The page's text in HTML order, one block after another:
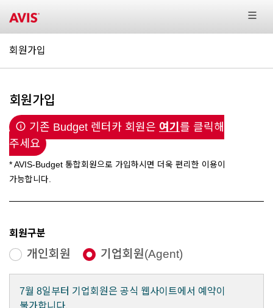
회원가입
회원가입
기존 Budget 렌터카 회원은 여기 를 클릭해
주세요
* AVIS-Budget 통합회원으로 가입하시면 더욱 편리한 이용이
가능합니다.
회원구분
개인회원 기업회원(Agent)
7월 8일부터 기업회원은 공식 웹사이트에서 예약이